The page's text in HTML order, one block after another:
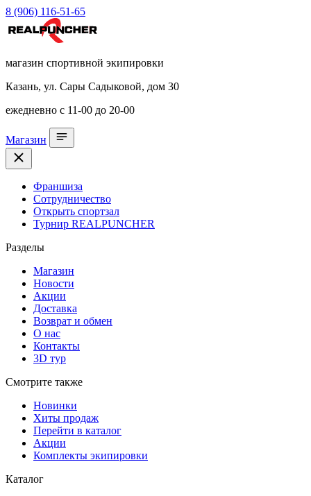
8 (906) 116-51-65
магазин спортивной экипировки
Казань, ул. Сары Садыковой, дом 30
ежедневно с 11-00 до 20-00
Магазин
Франшиза
Сотрудничество
Открыть спортзал
Турнир REALPUNCHER
Разделы
Магазин
Новости
Акции
Доставка
Возврат и обмен
О нас
Контакты
3D тур
Смотрите также
Новинки
Хиты продаж
Перейти в каталог
Акции
Комплекты экипировки
Каталог